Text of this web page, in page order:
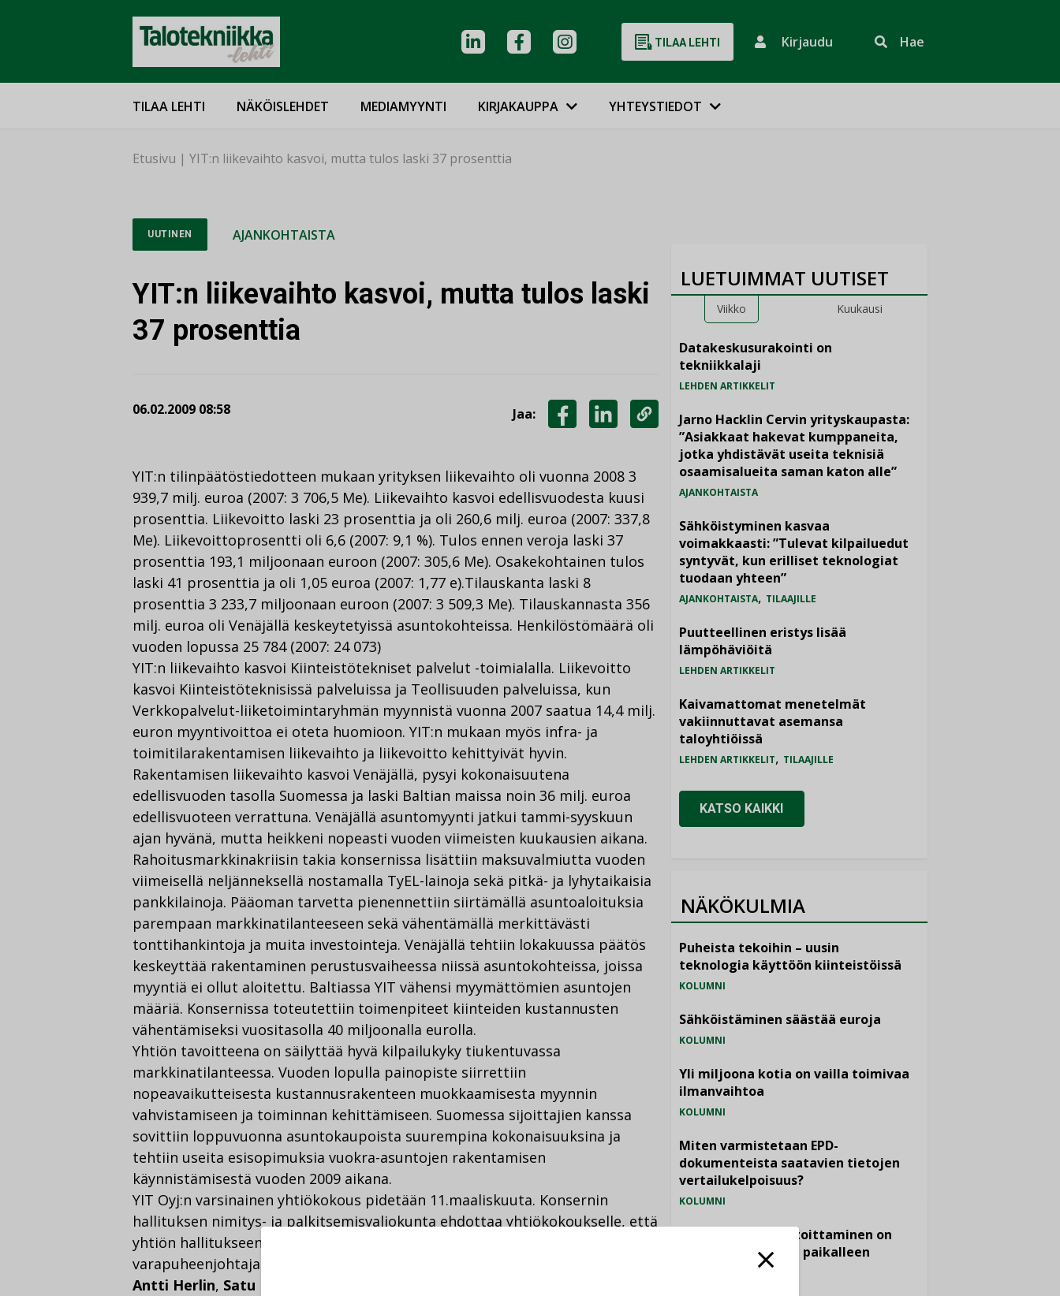
TILAA LEHTI Kirjaudu Hae
TILAA LEHTI NÄKÖISLEHDET MEDIAMYYNTI KIRJAKAUPPA YHTEYSTIEDOT
Etusivu | YIT:n liikevaihto kasvoi, mutta tulos laski 37 prosenttia
UUTINEN AJANKOHTAISTA
YIT:n liikevaihto kasvoi, mutta tulos laski
37 prosenttia
06.02.2009 08:58 Jaa:
LINKEDINISSÄ
KOPIOI
LINKKI
YIT:n tilinpäätöstiedotteen mukaan yrityksen liikevaihto oli vuonna 2008 3
939,7 milj. euroa (2007: 3 706,5 Me). Liikevaihto kasvoi edellisvuodesta kuusi
prosenttia. Liikevoitto laski 23 prosenttia ja oli 260,6 milj. euroa (2007: 337,8
Me). Liikevoittoprosentti oli 6,6 (2007: 9,1 %). Tulos ennen veroja laski 37
prosenttia 193,1 miljoonaan euroon (2007: 305,6 Me). Osakekohtainen tulos
laski 41 prosenttia ja oli 1,05 euroa (2007: 1,77 e).Tilauskanta laski 8
prosenttia 3 233,7 miljoonaan euroon (2007: 3 509,3 Me). Tilauskannasta 356
milj. euroa oli Venäjällä keskeytetyissä asuntokohteissa. Henkilöstömäärä oli
vuoden lopussa 25 784 (2007: 24 073)
YIT:n liikevaihto kasvoi Kiinteistötekniset palvelut -toimialalla. Liikevoitto
kasvoi Kiinteistöteknisissä palveluissa ja Teollisuuden palveluissa, kun
Verkkopalvelut-liiketoimintaryhmän myynnistä vuonna 2007 saatua 14,4 milj.
euron myyntivoittoa ei oteta huomioon. YIT:n mukaan myös infra- ja
toimitilarakentamisen liikevaihto ja liikevoitto kehittyivät hyvin.
Rakentamisen liikevaihto kasvoi Venäjällä, pysyi kokonaisuutena
edellisvuoden tasolla Suomessa ja laski Baltian maissa noin 36 milj. euroa
edellisvuoteen verrattuna. Venäjällä asuntomyynti jatkui tammi-syyskuun
ajan hyvänä, mutta heikkeni nopeasti vuoden viimeisten kuukausien aikana.
Rahoitusmarkkinakriisin takia konsernissa lisättiin maksuvalmiutta vuoden
viimeisellä neljänneksellä nostamalla TyEL-lainoja sekä pitkä- ja lyhytaikaisia
pankkilainoja. Pääoman tarvetta pienennettiin siirtämällä asuntoaloituksia
parempaan markkinatilanteeseen sekä vähentämällä merkittävästi
tonttihankintoja ja muita investointeja. Venäjällä tehtiin lokakuussa päätös
keskeyttää rakentaminen perustusvaiheessa niissä asuntokohteissa, joissa
myyntiä ei ollut aloitettu. Baltiassa YIT vähensi myymättömien asuntojen
määriä. Konsernissa toteutettiin toimenpiteet kiinteiden kustannusten
vähentämiseksi vuositasolla 40 miljoonalla eurolla.
Yhtiön tavoitteena on säilyttää hyvä kilpailukyky tiukentuvassa
markkinatilanteessa. Vuoden lopulla painopiste siirrettiin
nopeavaikutteisesta kustannusrakenteen muokkaamisesta myynnin
vahvistamiseen ja toiminnan kehittämiseen. Suomessa sijoittajien kanssa
sovittiin loppuvuonna asuntokaupoista suurempina kokonaisuuksina ja
tehtiin useita esisopimuksia vuokra-asuntojen rakentamisen
käynnistämisestä vuoden 2009 aikana.
YIT Oyj:n varsinainen yhtiökokous pidetään 11.maaliskuuta. Konsernin
hallituksen nimitys- ja palkitsemisvaliokunta ehdottaa yhtiökokoukselle, että
yhtiön hallitukseen valitaan puheenjohtajaksi
varapuheenjohtajaksi
Antti Herlin, Satu Huber
LUETUIMMAT UUTISET
Viikko Kuukausi
Datakeskusurakointi on
tekniikkalaji
LEHDEN ARTIKKELIT
Jarno Hacklin Cervin yrityskaupasta:
”Asiakkaat hakevat kumppaneita,
jotka yhdistävät useita teknisiä
osaamisalueita saman katon alle”
AJANKOHTAISTA
Sähköistyminen kasvaa
voimakkaasti: ”Tulevat kilpailuedut
syntyvät, kun erilliset teknologiat
tuodaan yhteen”
AJANKOHTAISTA, TILAAJILLE
Puutteellinen eristys lisää
lämpöhäviöitä
LEHDEN ARTIKKELIT
Kaivamattomat menetelmät
vakiinnuttavat asemansa
taloyhtiöissä
LEHDEN ARTIKKELIT, TILAAJILLE
KATSO KAIKKI
NÄKÖKULMIA
Puheista tekoihin – uusin
teknologia käyttöön kiinteistöissä
KOLUMNI
Sähköistäminen säästää euroja
KOLUMNI
Yli miljoona kotia on vailla toimivaa
ilmanvaihtoa
KOLUMNI
Miten varmistetaan EPD-
dokumenteista saatavien tietojen
vertailukelpoisuus?
KOLUMNI
Vesi- ja viemärimitoittaminen on
jämähtänyt ajassa paikalleen